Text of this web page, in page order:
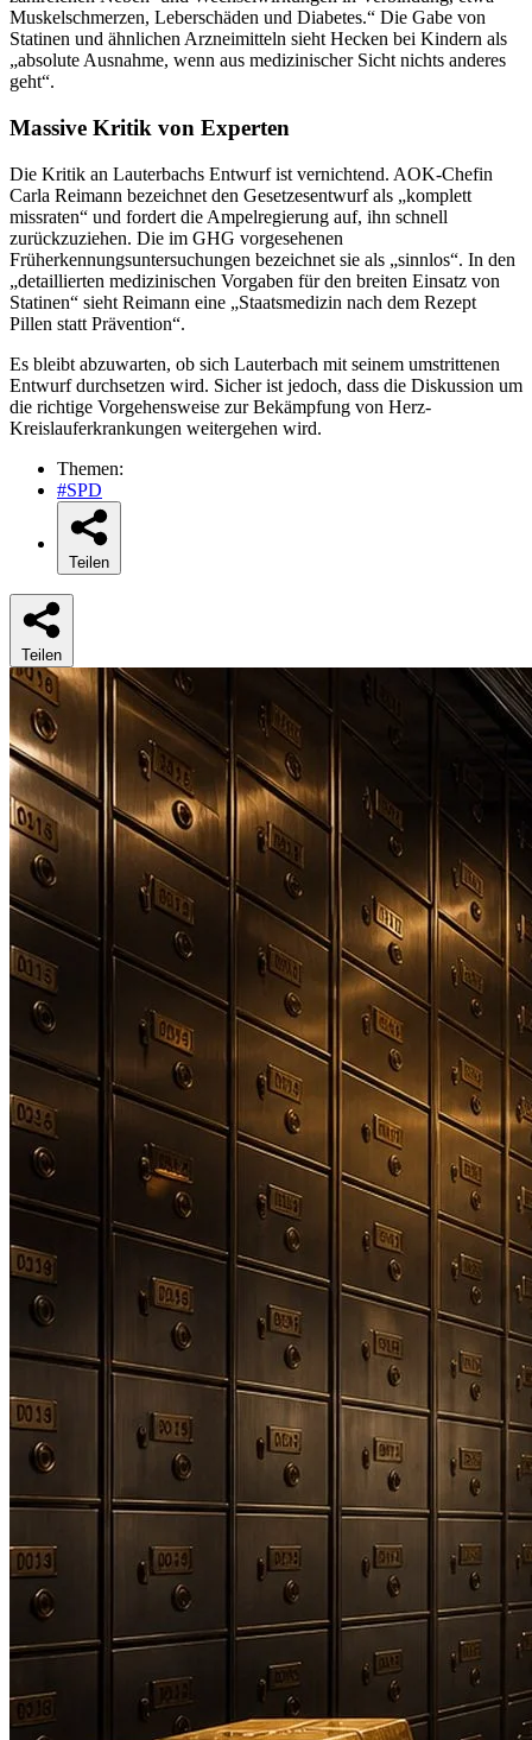
Muskelschmerzen, Leberschäden und Diabetes.“ Die Gabe von
Statinen und ähnlichen Arzneimitteln sieht Hecken bei Kindern als
„absolute Ausnahme, wenn aus medizinischer Sicht nichts anderes
geht“.
Massive Kritik von Experten
Die Kritik an Lauterbachs Entwurf ist vernichtend. AOK-Chefin
Carla Reimann bezeichnet den Gesetzesentwurf als „komplett
missraten“ und fordert die Ampelregierung auf, ihn schnell
zurückzuziehen. Die im GHG vorgesehenen
Früherkennungsuntersuchungen bezeichnet sie als „sinnlos“. In den
„detaillierten medizinischen Vorgaben für den breiten Einsatz von
Statinen“ sieht Reimann eine „Staatsmedizin nach dem Rezept
Pillen statt Prävention“.
Es bleibt abzuwarten, ob sich Lauterbach mit seinem umstrittenen
Entwurf durchsetzen wird. Sicher ist jedoch, dass die Diskussion um
die richtige Vorgehensweise zur Bekämpfung von Herz-
Kreislauferkrankungen weitergehen wird.
Themen:
#SPD
Teilen
Teilen